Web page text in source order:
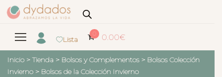
Lista
0 0.00€
Inicio > Tienda > Bolsos y Complementos > Bolsos Colección
Invierno > Bolsos de la Colección Invierno